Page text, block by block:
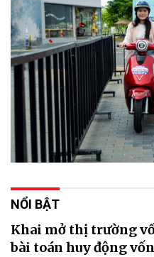
NỔI BẬT
Khai mở thị trường
bài toán huy động